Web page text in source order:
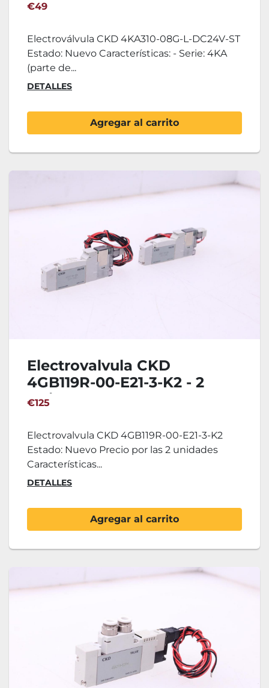
€49
Electroválvula CKD 4KA310-08G-L-DC24V-ST
Estado: Nuevo Características: - Serie: 4KA
(parte de...
DETALLES
Agregar al carrito
Electrovalvula CKD
4GB119R-00-E21-3-K2 - 2
Unidades
€125
Electrovalvula CKD 4GB119R-00-E21-3-K2
Estado: Nuevo Precio por las 2 unidades
Características...
DETALLES
Agregar al carrito